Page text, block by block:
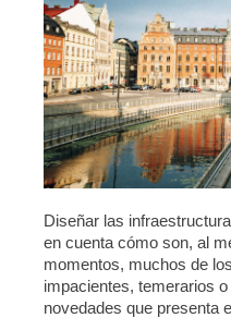
Diseñar las
en cuenta cómo son, al
momentos, muchos de
impacientes, temerarios
novedades que presenta